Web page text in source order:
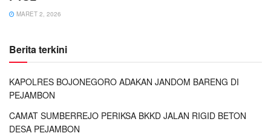
MARET 2, 2026
Berita terkini
KAPOLRES BOJONEGORO ADAKAN JANDOM BARENG DI
PEJAMBON
CAMAT SUMBERREJO PERIKSA BKKD JALAN RIGID BETON
DESA PEJAMBON